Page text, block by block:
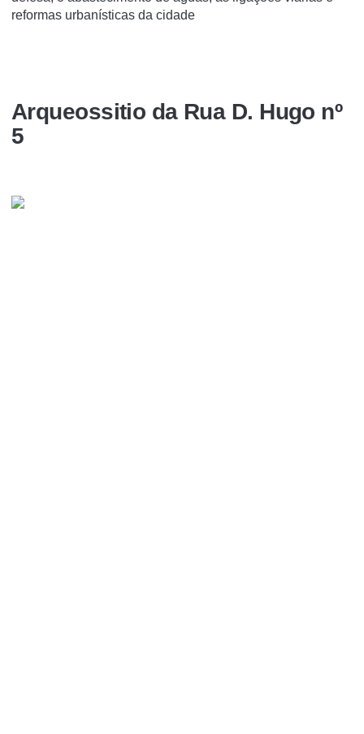
reformas urbanísticas da cidade
Arqueossitio da Rua D. Hugo nº
5